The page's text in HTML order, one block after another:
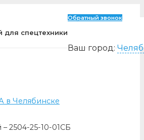
для спецтехники
Обратный звонок
Ваш город:
в Челябинске
2504-25-10-01СБ